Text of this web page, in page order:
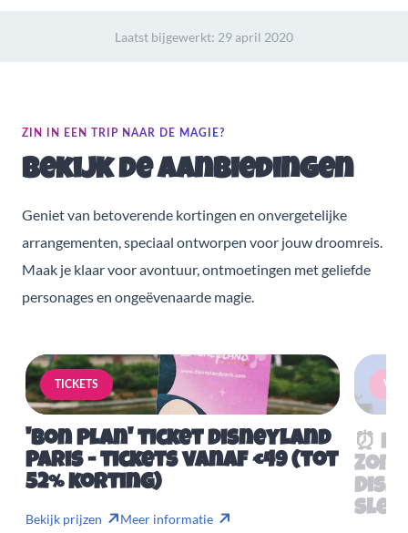
Laatst bijgewerkt: 29 april 2020
ZIN IN EEN TRIP NAAR DE MAGIE?
Bekijk de aanbiedingen
Geniet van betoverende kortingen en onvergetelijke
arrangementen, speciaal ontworpen voor jouw droomreis.
Maak je klaar voor avontuur, ontmoetingen met geliefde
personages en ongeëvenaarde magie.
TICKETS
'Bon Plan' ticket Disneyland
Paris - tickets vanaf €49 (tot
52% korting)
Bekijk prijzen Meer informatie
⏰